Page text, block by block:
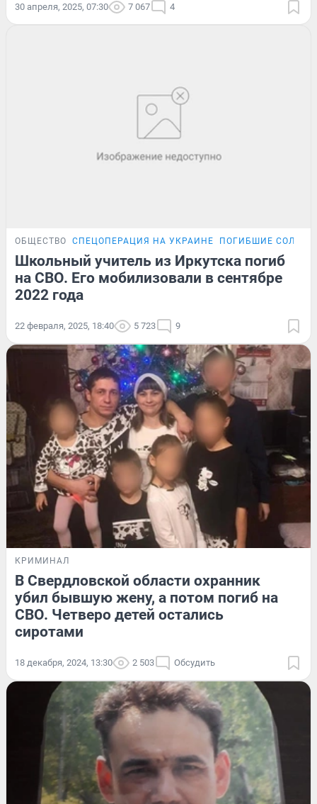
30 апреля, 2025, 07:30 7 067 4
ОБЩЕСТВО СПЕЦОПЕРАЦИЯ НА УКРАИНЕ ПОГИБШИЕ
Школьный учитель из Иркутска погиб
на СВО. Его мобилизовали в сентябре
2022 года
22 февраля, 2025, 18:40 5 723 9
КРИМИНАЛ
В Свердловской области охранник
убил бывшую жену, а потом погиб на
СВО. Четверо детей остались
сиротами
18 декабря, 2024, 13:30 2 503 Обсудить